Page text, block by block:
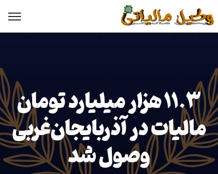
۱۱.۳ هزار میلیارد تومان
مالیات در آذربایجان‌غربی
وصول شد